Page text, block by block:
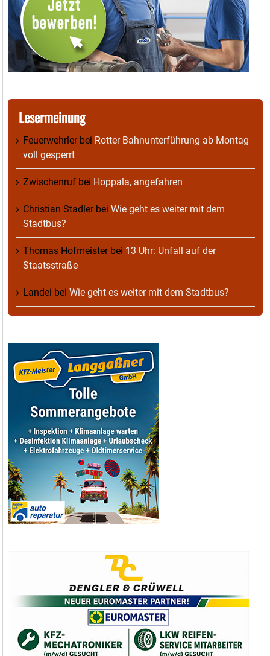
Lesermeinung
Feuerwehrlerbei Rotter Bahnunterführung ab Montag
voll gesperrt
Zwischenruf bei Hoppala, angefahren
Christian Stadlerbei Wie geht es weiter mit dem
Stadtbus?
Thomas Hofmeisterbei 13 Uhr: Unfall auf der
Staatsstraße
Landei bei Wie geht es weiter mit dem Stadtbus?